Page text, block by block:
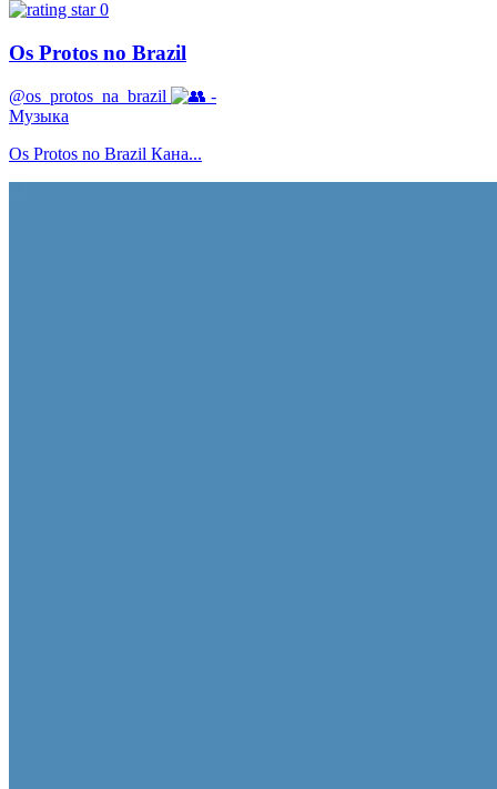
0
Os Protos no Brazil
@os_protos_na_brazil
-
Музыка
Os Protos no Brazil Кана...